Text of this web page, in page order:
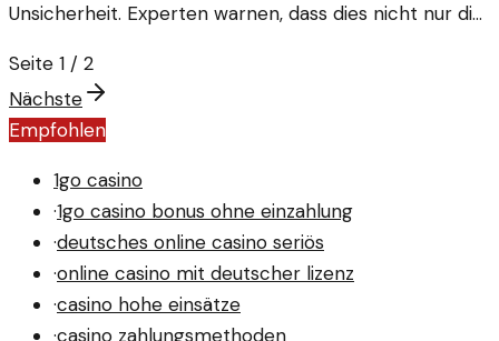
Unsicherheit. Experten warnen, dass dies nicht nur die
Preisrisiken birgt.
Seite 1 / 2
Nächste
Empfohlen
1go casino
·1go casino bonus ohne einzahlung
·deutsches online casino seriös
·online casino mit deutscher lizenz
·casino hohe einsätze
·casino zahlungsmethoden